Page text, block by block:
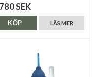
SEK
LÄS MER
KÖP